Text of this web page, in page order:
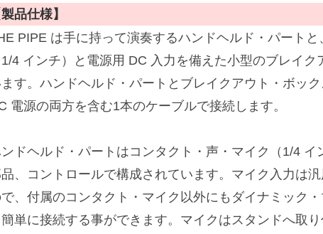
製品仕様】
PIPE は手に持って演奏するハンドヘルド・パート
1/4 インチ）と電源用 DC 入力を備えた小型のブレイ
す。ハンドヘルド・パートとブレイクアウト・ボッ
電源の両方を含む1本のケーブルで接続します。
ドヘルド・パートはコンタクト・声・マイク（1/4 イ
、コントロールで構成されています。マイク入力は
、付属のコンタクト・マイク以外にもダイナミック
簡単に接続する事ができます。マイクはスタンドへ取